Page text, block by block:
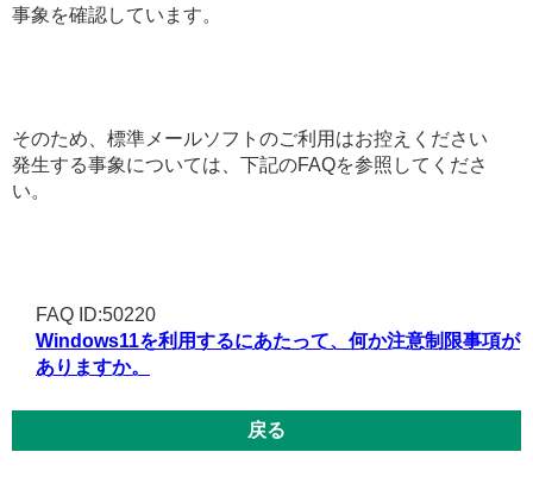
事象を確認しています。
そのため、標準メールソフトのご利用はお控えください
発生する事象については、下記のFAQを参照してくださ
い。
FAQ ID:50220
Windows11を利用するにあたって、何か注意制限事項が
ありますか。
戻る